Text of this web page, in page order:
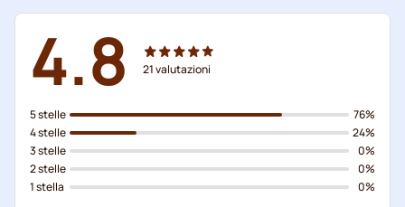
4.8 21valutazioni
5 stelle
4 stelle
3 stelle
2 stelle
1 stella
76%
24%
0%
0%
0%